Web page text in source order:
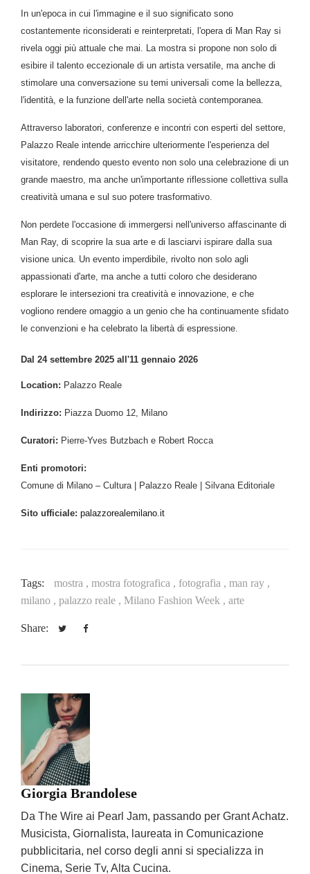
In un'epoca in cui l'immagine e il suo significato sono
costantemente riconsiderati e reinterpretati, l'opera di Man Ray si
rivela oggi più attuale che mai. La mostra si propone non solo di
esibire il talento eccezionale di un artista versatile, ma anche di
stimolare una conversazione su temi universali come la bellezza,
l'identità, e la funzione dell'arte nella società contemporanea.
Attraverso laboratori, conferenze e incontri con esperti del settore,
Palazzo Reale intende arricchire ulteriormente l'esperienza del
visitatore, rendendo questo evento non solo una celebrazione di un
grande maestro, ma anche un'importante riflessione collettiva sulla
creatività umana e sul suo potere trasformativo.
Non perdete l'occasione di immergersi nell'universo affascinante di
Man Ray, di scoprire la sua arte e di lasciarvi ispirare dalla sua
visione unica. Un evento imperdibile, rivolto non solo agli
appassionati d'arte, ma anche a tutti coloro che desiderano
esplorare le intersezioni tra creatività e innovazione, e che
vogliono rendere omaggio a un genio che ha continuamente sfidato
le convenzioni e ha celebrato la libertà di espressione.
Dal 24 settembre 2025 all'11 gennaio 2026
Location: Palazzo Reale
Indirizzo: Piazza Duomo 12, Milano
Curatori: Pierre-Yves Butzbach e Robert Rocca
Enti promotori:
Comune di Milano – Cultura | Palazzo Reale | Silvana Editoriale
Sito ufficiale: palazzorealemilano.it
Tags: mostra , mostra fotografica , fotografia , man ray ,
milano , palazzo reale , Milano Fashion Week , arte
Share:
Giorgia Brandolese
Da The Wire ai Pearl Jam, passando per Grant Achatz.
Musicista, Giornalista, laureata in Comunicazione
pubblicitaria, nel corso degli anni si specializza in
Cinema, Serie Tv, Alta Cucina.